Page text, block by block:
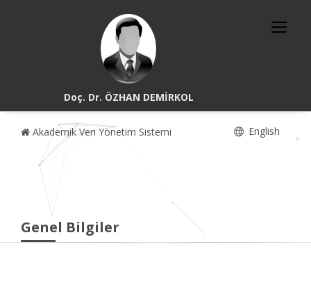
Doç. Dr. ÖZHAN DEMİRKOL
Akademik Veri Yönetim Sistemi English
Genel Bilgiler